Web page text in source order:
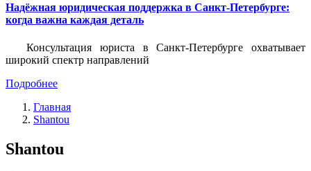
Надёжная юридическая поддержка в Санкт-Петербурге:
когда важна каждая деталь
Консультация юриста в Санкт-Петербурге охватывает
широкий спектр направлений
Подробнее
Главная
Shantou
Shantou